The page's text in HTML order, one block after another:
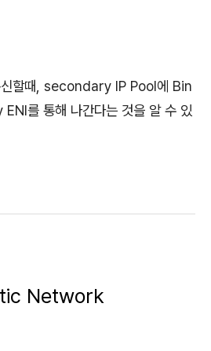
신할때, secondary IP Pool에 Bin
를 통해 나간다는 것을 알 수 있
Network